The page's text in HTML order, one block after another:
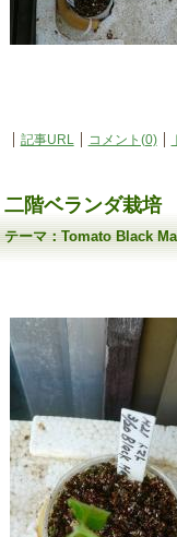
記事URL コメント(0)
二階ベランダ栽培
テーマ：Tomato Black